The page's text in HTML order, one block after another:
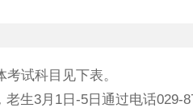
试科目见下表。
生3月1日-5日通过电话029-